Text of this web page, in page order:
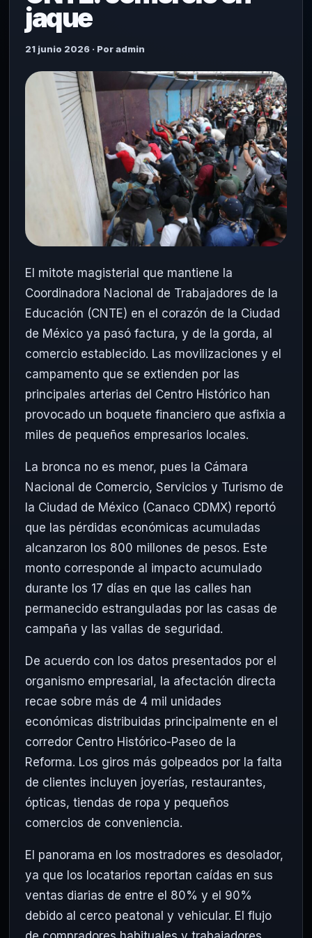
jaque
21 junio 2026 · Por admin
El mitote magisterial que mantiene la
Coordinadora Nacional de Trabajadores de la
Educación (CNTE) en el corazón de la Ciudad
de México ya pasó factura, y de la gorda, al
comercio establecido. Las movilizaciones y el
campamento que se extienden por las
principales arterias del Centro Histórico han
provocado un boquete financiero que asfixia a
miles de pequeños empresarios locales.
La bronca no es menor, pues la Cámara
Nacional de Comercio, Servicios y Turismo de
la Ciudad de México (Canaco CDMX) reportó
que las pérdidas económicas acumuladas
alcanzaron los 800 millones de pesos. Este
monto corresponde al impacto acumulado
durante los 17 días en que las calles han
permanecido estranguladas por las casas de
campaña y las vallas de seguridad.
De acuerdo con los datos presentados por el
organismo empresarial, la afectación directa
recae sobre más de 4 mil unidades
económicas distribuidas principalmente en el
corredor Centro Histórico-Paseo de la
Reforma. Los giros más golpeados por la falta
de clientes incluyen joyerías, restaurantes,
ópticas, tiendas de ropa y pequeños
comercios de conveniencia.
El panorama en los mostradores es desolador,
ya que los locatarios reportan caídas en sus
ventas diarias de entre el 80% y el 90%
debido al cerco peatonal y vehicular. El flujo